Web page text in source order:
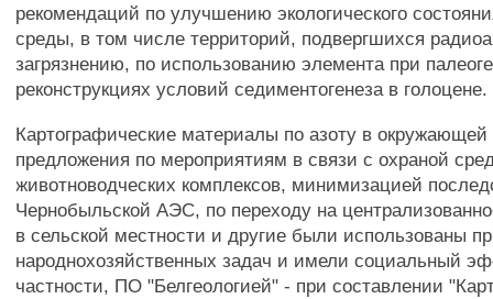
рекомендаций по улучшению экологического
среды, в том числе территорий, подвергшихся
загрязнению, по использованию элемента при
реконструкциях условий седиментогенеза в голоцене.
Картографические материалы по азоту в
предложения по мероприятиям в связи с охраной
животноводческих комплексов, минимизацией
Чернобыльской АЭС, по переходу на
в сельской местности и другие были использованы
народнохозяйственных задач и имели социальный
частности, ПО "Белгеологией" - при составлении